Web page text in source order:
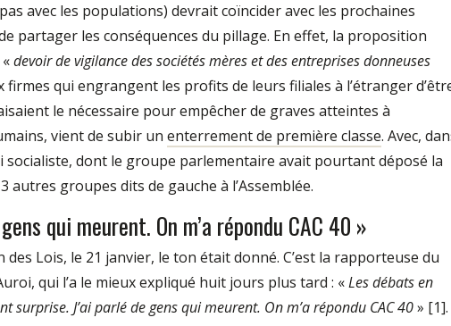
avec les populations) devrait coïncider avec les prochaines
partager les conséquences du pillage. En effet, la proposition
devoir de vigilance des sociétés mères et des entreprises donneuses
firmes qui engrangent les profits de leurs filiales à l’étranger
le nécessaire pour empêcher de graves atteintes à
vient de subir un enterrement de première classe. Avec,
socialiste, dont le groupe parlementaire avait pourtant déposé la
autres groupes dits de gauche à l’Assemblée.
qui meurent. On m’a répondu CAC 40 »
des Lois, le 21 janvier, le ton était donné. C’est la rapporteuse du
qui l’a le mieux expliqué huit jours plus tard : «Les débats en
surprise. J’ai parlé de gens qui meurent. On m’a répondu CAC 40» [1].